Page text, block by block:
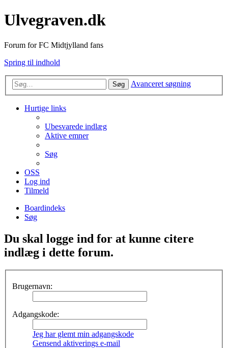
Ulvegraven.dk
Forum for FC Midtjylland fans
Spring til indhold
Søg Avanceret søgning
Hurtige links
Ubesvarede indlæg
Aktive emner
Søg
OSS
Log ind
Tilmeld
Boardindeks
Søg
Du skal logge ind for at kunne citere
indlæg i dette forum.
Brugernavn:
Adgangskode:
Jeg har glemt min adgangskode
Gensend aktiverings e-mail